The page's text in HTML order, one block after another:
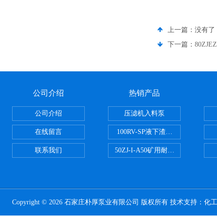
上一篇：没有了
下一篇：
公司介绍
公司介绍
在线留言
联系我们
热销产品
压滤机入料泵
100RV-SP液下渣浆泵
50ZJ-I-A50矿用耐磨渣浆泵
Copyright © 2026 石家庄朴厚泵业有限公司 版权所有 技术支持： 化